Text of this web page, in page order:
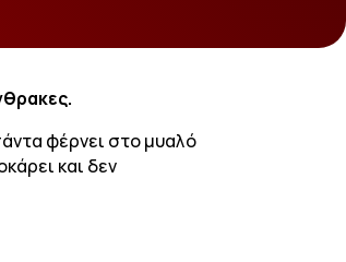
φέρνει στο μυαλό
και δεν